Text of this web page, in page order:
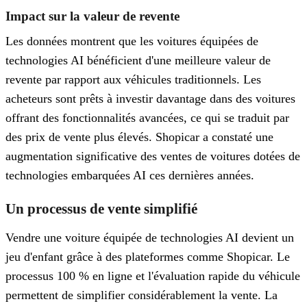
Impact sur la valeur de revente
Les données montrent que les voitures équipées de
technologies AI bénéficient d'une meilleure valeur de
revente par rapport aux véhicules traditionnels. Les
acheteurs sont prêts à investir davantage dans des voitures
offrant des fonctionnalités avancées, ce qui se traduit par
des prix de vente plus élevés. Shopicar a constaté une
augmentation significative des ventes de voitures dotées de
technologies embarquées AI ces dernières années.
Un processus de vente simplifié
Vendre une voiture équipée de technologies AI devient un
jeu d'enfant grâce à des plateformes comme Shopicar. Le
processus 100 % en ligne et l'évaluation rapide du véhicule
permettent de simplifier considérablement la vente. La